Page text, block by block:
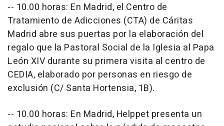
-- 10.00 horas: En Madrid, el Centro de
Tratamiento de Adicciones (CTA) de Cáritas
Madrid abre sus puertas por la elaboración del
regalo que la Pastoral Social de la Iglesia al Papa
León XIV durante su primera visita al centro de
CEDIA, elaborado por personas en riesgo de
exclusión (C/ Santa Hortensia, 1B).
-- 10.00 horas: En Madrid, Helppet presenta un